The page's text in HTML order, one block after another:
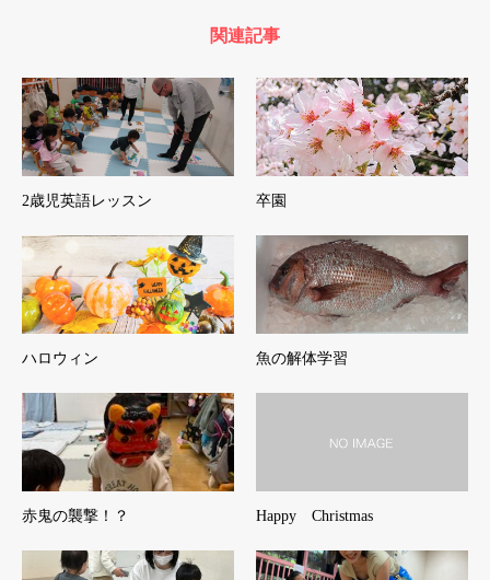
関連記事
2歳児英語レッスン 卒園
ハロウィン 魚の解体学習
赤鬼の襲撃！？ Happy Christmas